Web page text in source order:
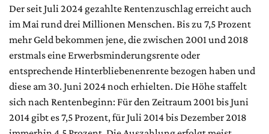
Der seit Juli 2024 gezahlte Rentenzuschlag erreicht auch
im Mai rund drei Millionen Menschen. Bis zu 7,5 Prozent
mehr Geld bekommen jene, die zwischen 2001 und 2018
erstmals eine Erwerbsminderungsrente oder
entsprechende Hinterbliebenenrente bezogen haben und
diese am 30. Juni 2024 noch erhielten. Die Höhe staffelt
sich nach Rentenbeginn: Für den Zeitraum 2001 bis Juni
2014 gibt es 7,5 Prozent, für Juli 2014 bis Dezember 2018